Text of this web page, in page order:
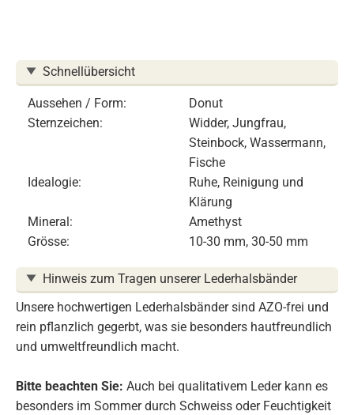
Schnellübersicht
Aussehen / Form:
Donut
Sternzeichen:
Widder, Jungfrau,
Steinbock, Wassermann,
Fische
Idealogie:
Ruhe, Reinigung und
Klärung
Mineral:
Amethyst
Grösse:
10-30 mm, 30-50 mm
Hinweis zum Tragen unserer Lederhalsbänder
Unsere hochwertigen Lederhalsbänder sind AZO-frei und
rein pflanzlich gegerbt, was sie besonders hautfreundlich
und umweltfreundlich macht.
Bitte beachten Sie: Auch bei qualitativem Leder kann es
besonders im Sommer durch Schweiss oder Feuchtigkeit